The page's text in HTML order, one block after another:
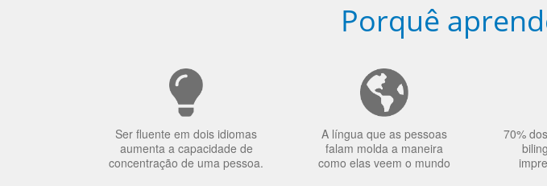
Porquê
Ser fluente em dois idiomas
aumenta a capacidade de
concentração de uma pessoa.
A língua que as pessoas
falam molda a maneira
como elas veem o mundo
70%